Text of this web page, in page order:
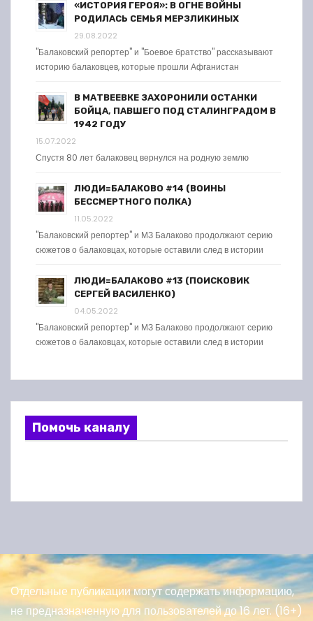
«ИСТОРИЯ ГЕРОЯ»: В ОГНЕ ВОЙНЫ
РОДИЛАСЬ СЕМЬЯ МЕРЗЛИКИНЫХ
29.08.2022
"Балаковский репортер" и "Боевое братство" рассказывают
историю балаковцев, которые прошли Афганистан
В МАТВЕЕВКЕ ЗАХОРОНИЛИ ОСТАНКИ
БОЙЦА, ПАВШЕГО ПОД СТАЛИНГРАДОМ В
1942 ГОДУ
15.07.2022
Спустя 80 лет балаковец вернулся на родную землю
ЛЮДИ=БАЛАКОВО #14 (ВОИНЫ
БЕССМЕРТНОГО ПОЛКА)
11.05.2022
"Балаковский репортер" и МЗ Балаково продолжают серию
сюжетов о балаковцах, которые оставили след в истории
ЛЮДИ=БАЛАКОВО #13 (ПОИСКОВИК
СЕРГЕЙ ВАСИЛЕНКО)
04.05.2022
"Балаковский репортер" и МЗ Балаково продолжают серию
сюжетов о балаковцах, которые оставили след в истории
Помочь каналу
Отдельные публикации могут содержать информацию,
не предназначенную для пользователей до 16 лет. (16+)